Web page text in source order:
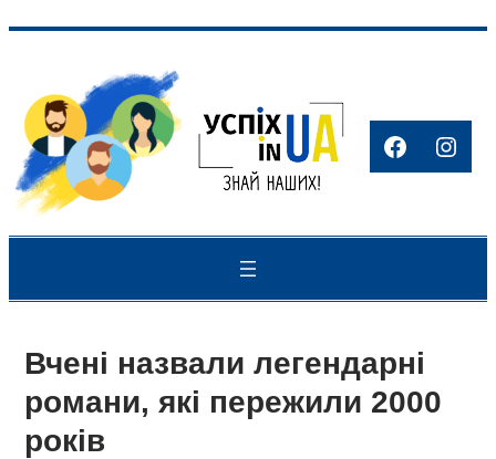
вмісту
Вчені назвали легендарні
романи, які пережили 2000
років